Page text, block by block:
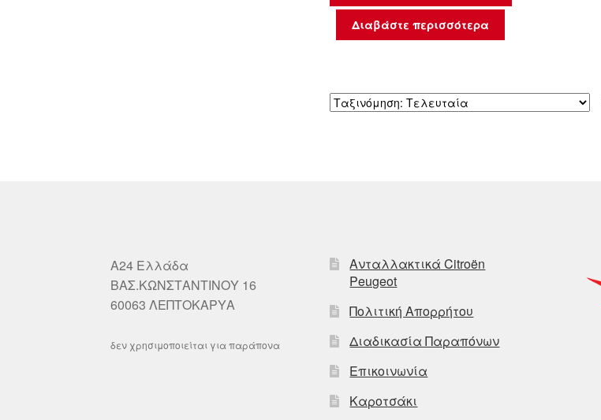
Διαβάστε περισσότερα
A24 Ελλάδα
ΒΑΣ.ΚΩΝΣΤΑΝΤΙΝΟΥ 16
60063 ΛΕΠΤΟΚΑΡΥΑ
δεν χρησιμοποιείται για παράπονα
Ανταλλακτικά Citroën
Peugeot
Πολιτική Απορρήτου
Διαδικασία Παραπόνων
Επικοινωνία
Καροτσάκι